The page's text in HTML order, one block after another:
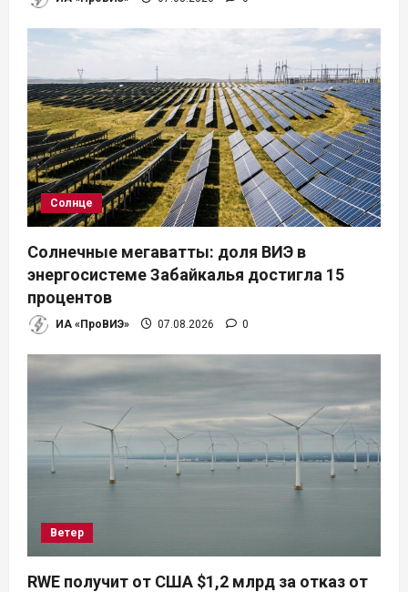
Солнце
Солнечные мегаватты: доля ВИЭ в
энергосистеме Забайкалья достигла 15
процентов
ИА «ПроВИЭ» 07.08.2026 0
Ветер
RWE получит от США $1,2 млрд за отказ от